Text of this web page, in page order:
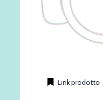
Link prodotto